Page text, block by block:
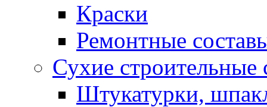
Краски
Ремонтные
Сухие
Штукатурки,